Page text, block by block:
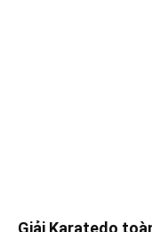
Giải Karatedo